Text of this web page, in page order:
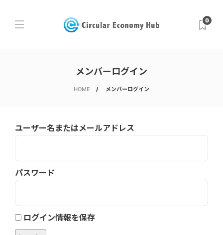
0
メンバーログイン
HOME メンバーログイン
ユーザー名またはメールアドレス
パスワード
ログイン情報を保存